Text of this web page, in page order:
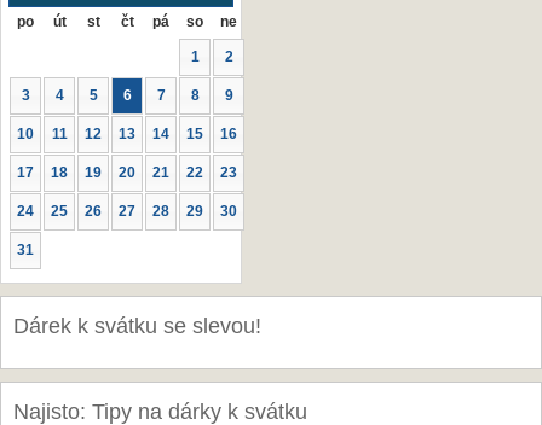
po út st čt pá so ne
1 2
3 4 5 6 7 8 9
10 11 12 13 14 15 16
17 18 19 20 21 22 23
24 25 26 27 28 29 30
31
Dárek k svátku se slevou!
Najisto: Tipy na dárky k svátku